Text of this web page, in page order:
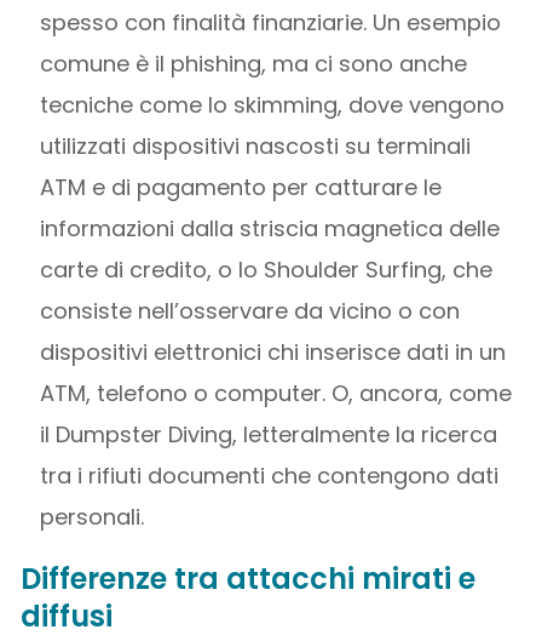
spesso con finalità finanziarie. Un esempio
comune è il phishing, ma ci sono anche
tecniche come lo skimming, dove vengono
utilizzati dispositivi nascosti su terminali
ATM e di pagamento per catturare le
informazioni dalla striscia magnetica delle
carte di credito, o lo Shoulder Surfing, che
consiste nell’osservare da vicino o con
dispositivi elettronici chi inserisce dati in un
ATM, telefono o computer. O, ancora, come
il Dumpster Diving, letteralmente la ricerca
tra i rifiuti documenti che contengono dati
personali.
Differenze tra attacchi mirati e
diffusi